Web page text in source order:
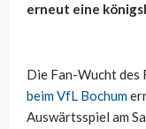
erneut eine
Die Fan-Wucht des
beim VfL Bochum
Auswärtsspiel am